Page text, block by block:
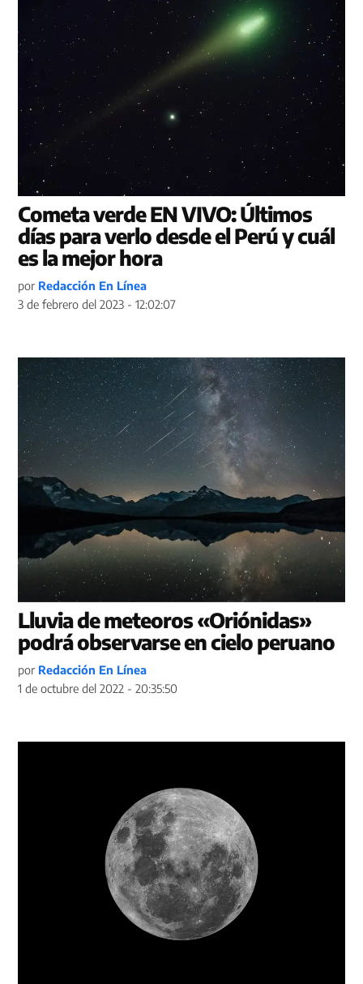
Cometa verde EN VIVO: Últimos
días para verlo desde el Perú y cuál
es la mejor hora
por Redacción En Línea
3 de febrero del 2023 - 12:02:07
Lluvia de meteoros «Oriónidas»
podrá observarse en cielo peruano
por Redacción En Línea
1 de octubre del 2022 - 20:35:50